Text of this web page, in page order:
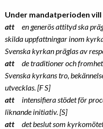
Under mandatperioden
att en generös attityd ska
skilda uppfattningar inom
Svenska kyrkan präglas av
att de traditioner och
Svenska kyrkans tro,
utvecklas. [F S]
att intensifiera stödet för
liknande initiativ. [S]
att det beslut som